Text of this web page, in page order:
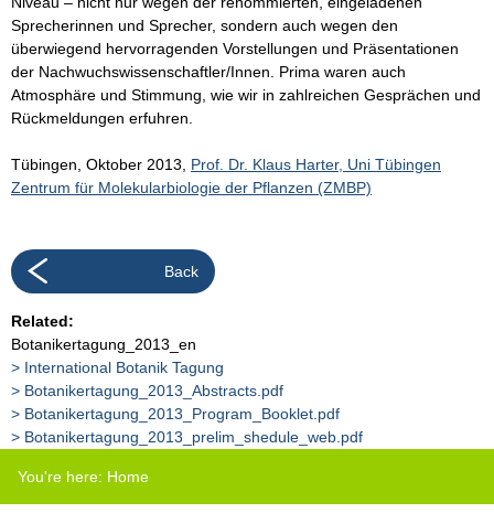
Sprecherinnen und Sprecher, sondern auch wegen den
überwiegend hervorragenden Vorstellungen und Präsentationen
der Nachwuchswissenschaftler/Innen. Prima waren auch
Atmosphäre und Stimmung, wie wir in zahlreichen Gesprächen und
Rückmeldungen erfuhren.
Tübingen, Oktober 2013, Prof. Dr. Klaus Harter, Uni Tübingen
Zentrum für Molekularbiologie der Pflanzen (ZMBP)
Back
Related:
Botanikertagung_2013_en
International Botanik Tagung
Botanikertagung_2013_Abstracts.pdf
Botanikertagung_2013_Program_Booklet.pdf
Botanikertagung_2013_prelim_shedule_web.pdf
You're here: Home